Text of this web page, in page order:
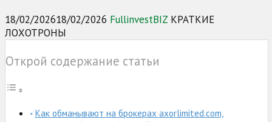
18/02/202618/02/2026 FullinvestBIZ КРАТКИЕ
ЛОХОТРОНЫ
Открой содержание статьи
Как обманывают на брокерах axorlimited.com,